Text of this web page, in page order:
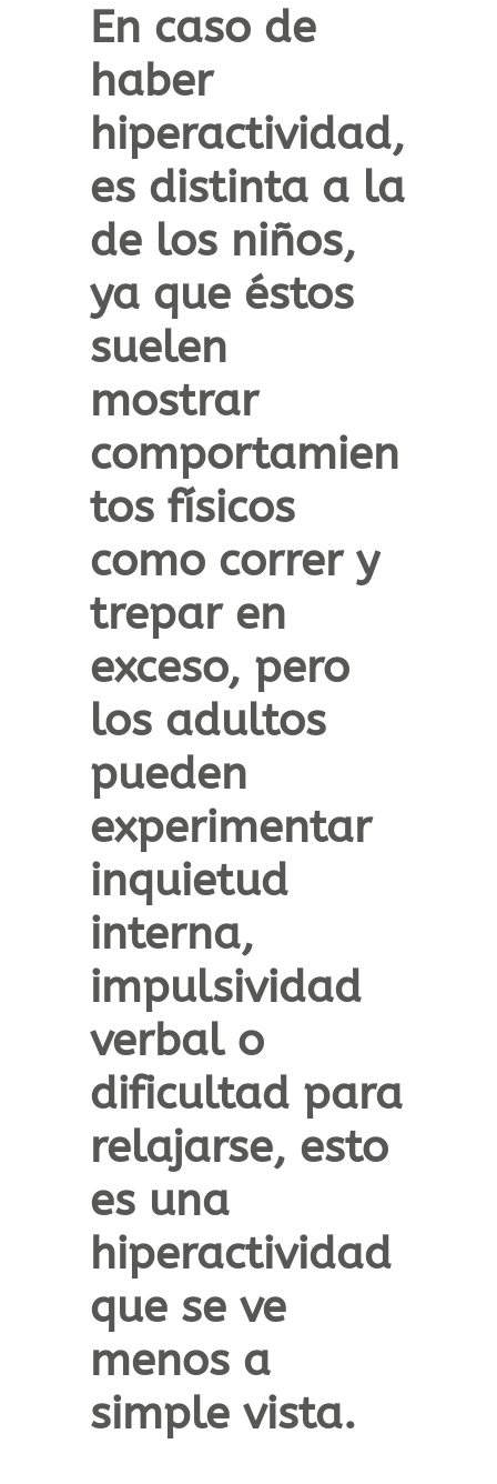
En caso de
haber
hiperactividad,
es distinta a la
de los niños,
ya que éstos
suelen
mostrar
comportamien
tos físicos
como correr y
trepar en
exceso, pero
los adultos
pueden
experimentar
inquietud
interna,
impulsividad
verbal o
dificultad para
relajarse, esto
es una
hiperactividad
que se ve
menos a
simple vista.